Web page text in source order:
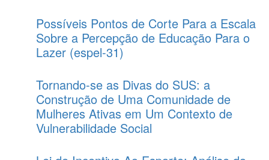
Possíveis Pontos de Corte Para a Escala
Sobre a Percepção de Educação Para o
Lazer (espel-31)
Tornando-se as Divas do SUS: a
Construção de Uma Comunidade de
Mulheres Ativas em Um Contexto de
Vulnerabilidade Social